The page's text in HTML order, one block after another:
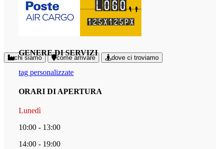
chi siamo come arrivare dove ci troviamo
GENERE DI SERVIZI
tag personalizzate
ORARI DI APERTURA
Lunedì
10:00 - 13:00
14:00 - 19:00